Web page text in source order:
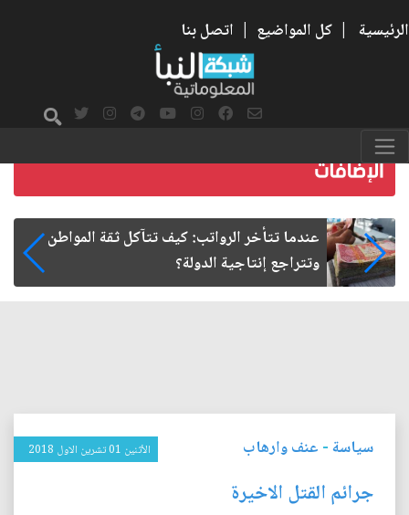
الرئيسية | كل المواضيع | اتصل بنا
صمت الطريق بعد الأربعين
سياسة- عنف وارهاب الأثنين 01 تشرين الاول 2018
جرائم القتل الاخيرة